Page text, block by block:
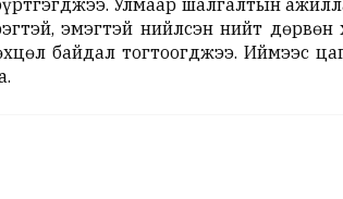
Улмаар шалгалтын
эмэгтэй нийлсэн нийт дөрвөн
байдал тогтоогджээ. Иймээс